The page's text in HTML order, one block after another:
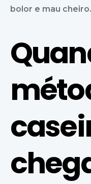
bolor e mau cheiro.